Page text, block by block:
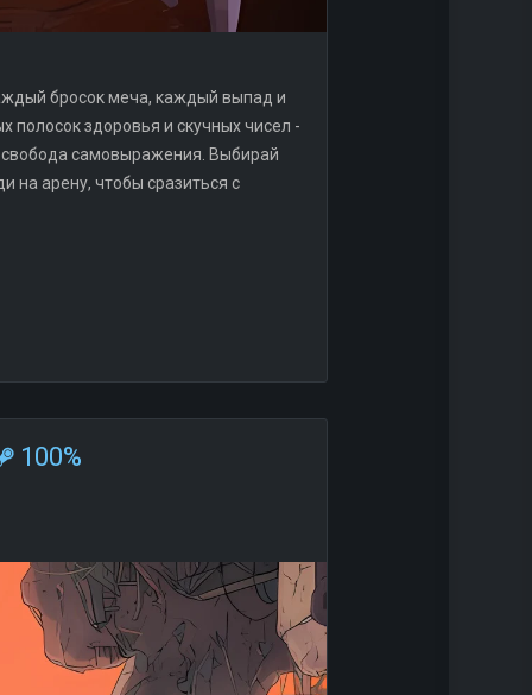
бросок меча, каждый выпад и
полосок здоровья и скучных чисел -
свобода самовыражения. Выбирай
на арену, чтобы сразиться с
100%